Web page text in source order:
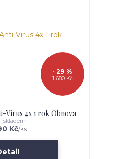
1 680 Kč
- 29 %
Virus 4x 1 rok Obnova
Kč/ks
skladem